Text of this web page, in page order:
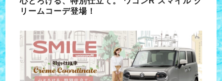
リームコーデ登場！